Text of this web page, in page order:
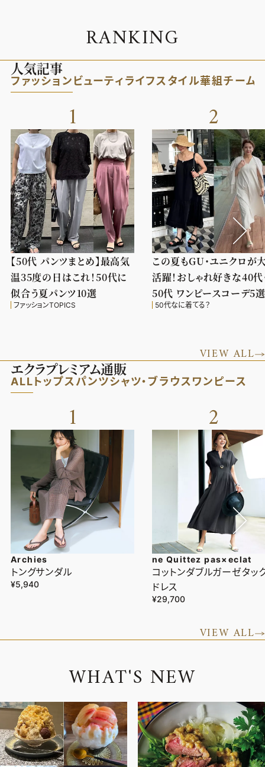
RANKING
人気記事
ファッション ビューティライフスタイル華組チーム
1
【50代 パンツまとめ】最高気
温35度の日はこれ！50代に
似合う夏パンツ10選
ファッションTOPICS
2
この夏もGU・ユニクロが
活躍！おしゃれ好きな40代
50代 ワンピースコーデ5
50代なに着てる？
VIEW ALL
エクラプレミアム通販
ALLトップス パンツシャツ・ブラウス ワンピース
1
Archies
トングサンダル
¥5,940
2
ne Quittez pas×eclat
コットンダブルガーゼタッ
ドレス
¥29,700
VIEW ALL
WHAT'S NEW